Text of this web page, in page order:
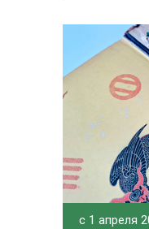
c 1 апреля